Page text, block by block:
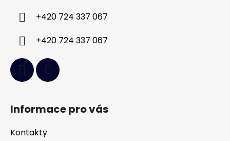
+420 724 337 067
+420 724 337 067
Informace pro vás
Kontakty